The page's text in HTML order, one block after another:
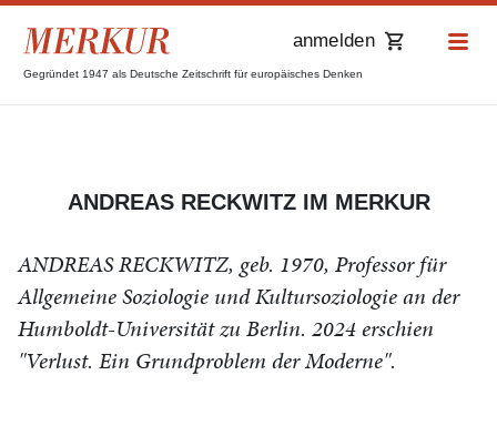
Gegründet 1947 als Deutsche Zeitschrift für europäisches Denken
anmelden
ANDREAS RECKWITZ IM MERKUR
ANDREAS RECKWITZ, geb. 1970, Professor für
Allgemeine Soziologie und Kultursoziologie an der
Humboldt-Universität zu Berlin. 2024 erschien
"Verlust. Ein Grundproblem der Moderne".